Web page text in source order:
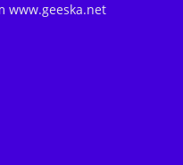
www.geeska.net